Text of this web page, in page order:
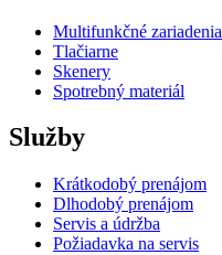
Multifunkčné zariadenia
Tlačiarne
Skenery
Spotrebný materiál
Služby
Krátkodobý prenájom
Dlhodobý prenájom
Servis a údržba
Požiadavka na servis